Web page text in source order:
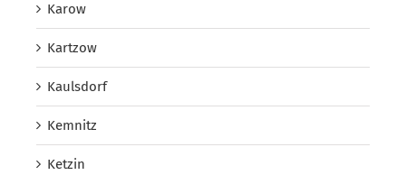
Karow
Kartzow
Kaulsdorf
Kemnitz
Ketzin